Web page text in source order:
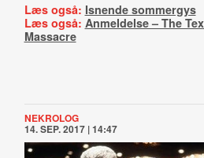
Læs også: Isnende sommergys
Læs også: Anmeldelse – The
Massacre
NEKROLOG
14. SEP. 2017 | 14:47